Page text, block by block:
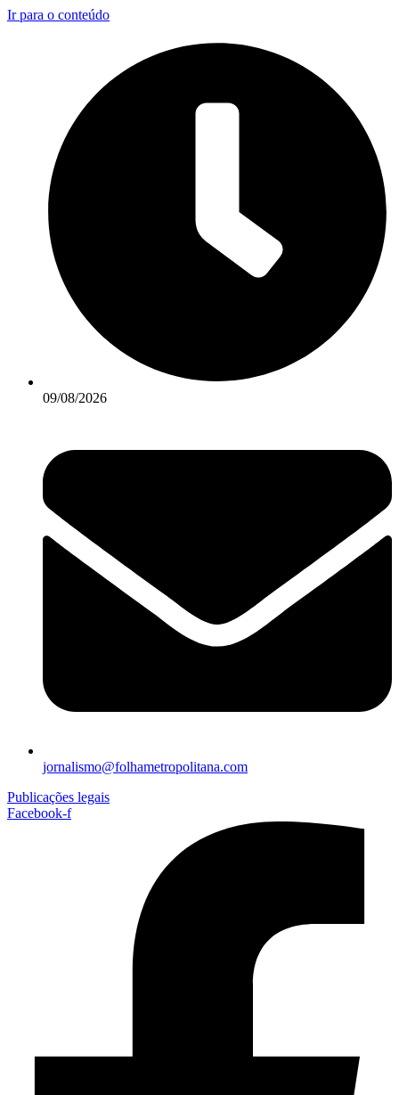
Ir para o conteúdo
09/08/2026
jornalismo@folhametropolitana.com
Publicações legais
Facebook-f